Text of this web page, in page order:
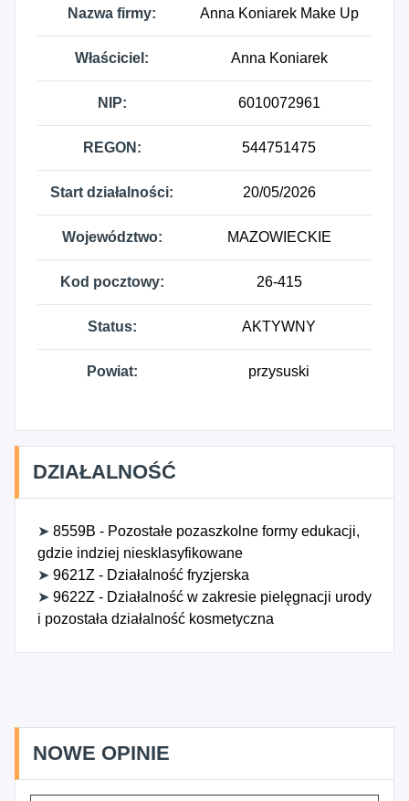
Nazwa firmy: Anna Koniarek Make Up
Właściciel: Anna Koniarek
NIP: 6010072961
REGON: 544751475
Start działalności: 20/05/2026
Województwo: MAZOWIECKIE
Kod pocztowy: 26-415
Status: AKTYWNY
Powiat: przysuski
DZIAŁALNOŚĆ
➤ 8559B - Pozostałe pozaszkolne formy edukacji,
gdzie indziej niesklasyfikowane
➤ 9621Z - Działalność fryzjerska
➤ 9622Z - Działalność w zakresie pielęgnacji urody
i pozostała działalność kosmetyczna
NOWE OPINIE